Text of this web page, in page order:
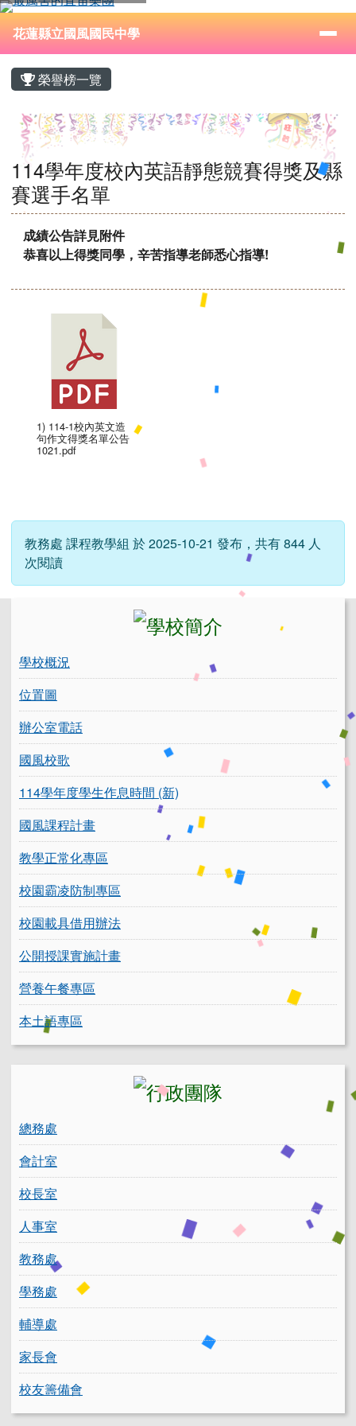
跳至主內容區
花蓮縣立國風國民中學
⏸
導覽列
花蓮縣立國風國民中學
主內容區域
榮譽榜一覽
114學年度校內英語靜態競賽得獎及縣
賽選手名單
成績公告詳見附件
恭喜以上得獎同學，辛苦指導老師悉心指導!
1) 114-1校內英文造
句作文得獎名單公告
1021.pdf
教務處 課程教學組 於 2025-10-21 發布，共有 844 人
次閱讀
學校概況
位置圖
辦公室電話
國風校歌
114學年度學生作息時間 (新)
國風課程計畫
教學正常化專區
校園霸凌防制專區
校園載具借用辦法
公開授課實施計畫
營養午餐專區
本土語專區
總務處
會計室
校長室
人事室
教務處
學務處
輔導處
家長會
校友籌備會
頁尾區域